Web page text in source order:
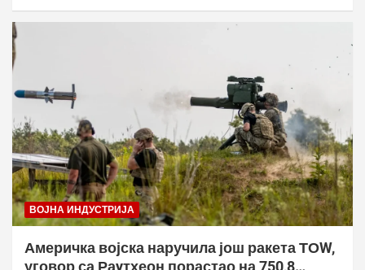
ВОЈНА ИНДУСТРИЈА
Америчка војска наручила још ракета ТОW,
уговор са Раyтхеон порастао на 750,8